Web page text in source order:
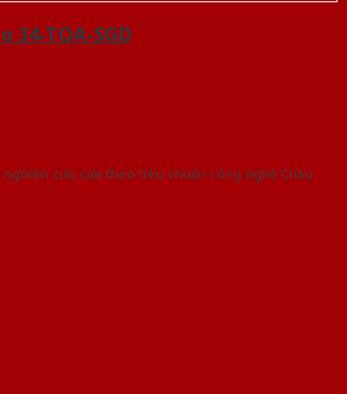
34-TQA-SGD
cứu cửa theo tiêu chuẩn công nghệ Châu